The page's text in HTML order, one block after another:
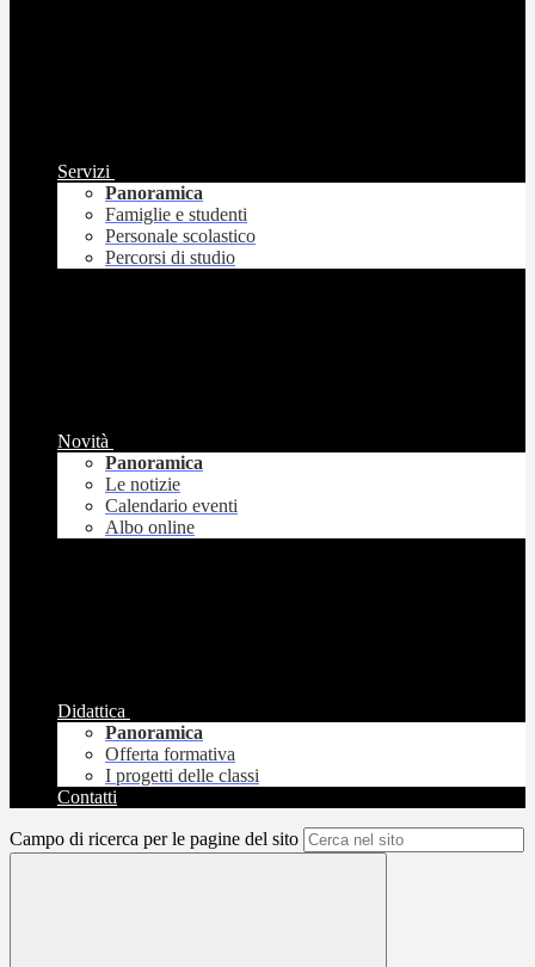
Servizi
Panoramica
Famiglie e studenti
Personale scolastico
Percorsi di studio
Novità
Panoramica
Le notizie
Calendario eventi
Albo online
Didattica
Panoramica
Offerta formativa
I progetti delle classi
Contatti
Campo di ricerca per le pagine del sito